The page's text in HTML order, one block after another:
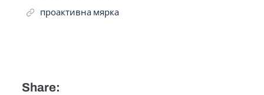
проактивна мярка
Share: